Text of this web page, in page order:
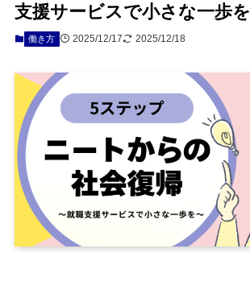
支援サービスで小さな一歩を
働き方 2025/12/17 2025/12/18